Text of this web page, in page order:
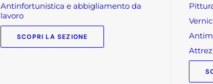
antinfortunistica e abbigliamento da
lavoro
SCOPRI LA SEZIONE